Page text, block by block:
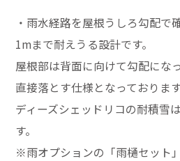
・雨水経路を屋根うしろ勾配で
1mまで耐えうる設計です。
屋根部は背面に向けて勾配にな
直接落とす仕様となっております
ディーズシェッドリコの耐積雪
す。
※雨オプションの「雨樋セット